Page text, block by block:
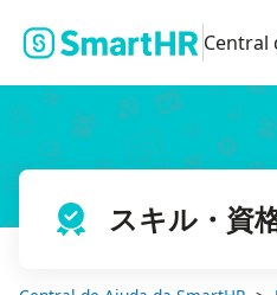
Central
スキル・資